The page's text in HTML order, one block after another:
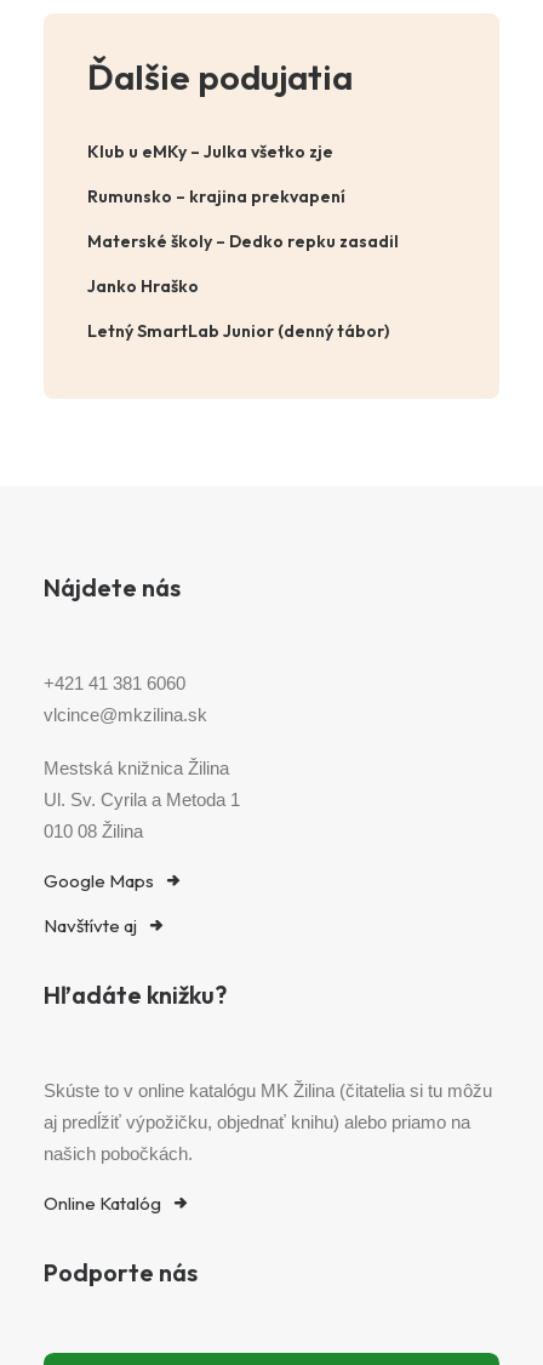
Ďalšie podujatia
Klub u eMKy – Julka všetko zje
Rumunsko – krajina prekvapení
Materské školy – Dedko repku zasadil
Janko Hraško
Letný SmartLab Junior (denný tábor)
Nájdete nás
+421 41 381 6060
vlcince@mkzilina.sk
Mestská knižnica Žilina
Ul. Sv. Cyrila a Metoda 1
010 08 Žilina
Google Maps
Navštívte aj
Hľadáte knižku?
Skúste to v online katalógu MK Žilina (čitatelia si tu môžu
aj predĺžiť výpožičku, objednať knihu) alebo priamo na
našich pobočkách.
Online Katalóg
Podporte nás